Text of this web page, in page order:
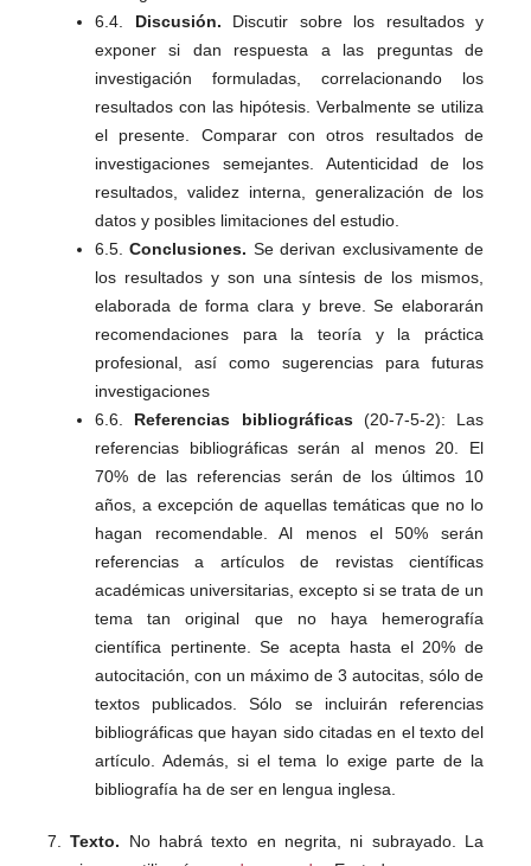
6.4. Discusión. Discutir sobre los resultados y
exponer si dan respuesta a las preguntas de
investigación formuladas, correlacionando los
resultados con las hipótesis. Verbalmente se utiliza
el presente. Comparar con otros resultados de
investigaciones semejantes. Autenticidad de los
resultados, validez interna, generalización de los
datos y posibles limitaciones del estudio.
6.5.Conclusiones. Se derivan exclusivamente de
los resultados y son una síntesis de los mismos,
elaborada de forma clara y breve. Se elaborarán
recomendaciones para la teoría y la práctica
profesional, así como sugerencias para futuras
investigaciones
6.6. Referencias bibliográficas (20-7-5-2): Las
referencias bibliográficas serán al menos 20. El
70% de las referencias serán de los últimos 10
años, a excepción de aquellas temáticas que no lo
hagan recomendable. Al menos el 50% serán
referencias a artículos de revistas científicas
académicas universitarias, excepto si se trata de un
tema tan original que no haya hemerografía
científica pertinente. Se acepta hasta el 20% de
autocitación, con un máximo de 3 autocitas, sólo de
textos publicados. Sólo se incluirán referencias
bibliográficas que hayan sido citadas en el texto del
artículo. Además, si el tema lo exige parte de la
bibliografía ha de ser en lengua inglesa.
7.Texto. No habrá texto en negrita, ni subrayado. La